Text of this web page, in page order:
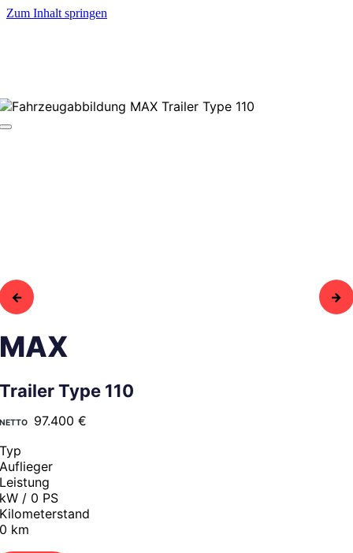
Zum Inhalt springen
MAX
Trailer Type 110
97.400 €
Typ
Auflieger
Leistung
kW / 0 PS
Kilometerstand
0 km